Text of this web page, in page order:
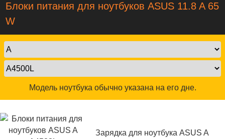
Блоки питания для ноутбуков ASUS 11.8 A 65
W
Модель ноутбука обычно указана на его дне.
Зарядка для ноутбука ASUS A